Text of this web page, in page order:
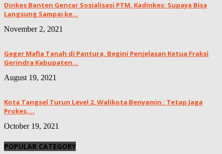
Dinkes Banten Gencar Sosialisasi PTM, Kadinkes: Supaya Bisa
Langsung Sampai ke...
November 2, 2021
Geger Mafia Tanah di Pantura, Begini Penjelasan Ketua Fraksi
Gerindra Kabupaten...
August 19, 2021
Kota Tangsel Turun Level 2, Walikota Benyamin : Tetap Jaga
Prokes,...
October 19, 2021
POPULAR CATEGORY